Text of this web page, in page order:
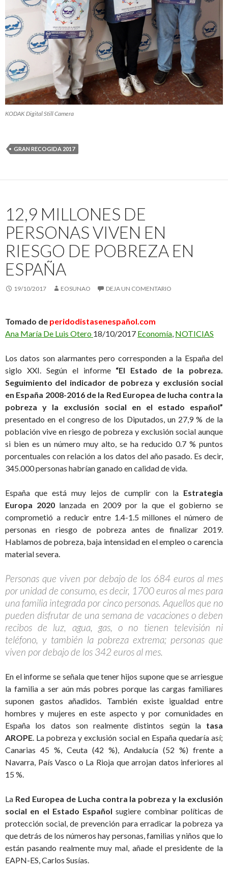
KODAK Digital Still Camera
GRAN RECOGIDA 2017
12,9 MILLONES DE
PERSONAS VIVEN EN
RIESGO DE POBREZA EN
ESPAÑA
19/10/2017 EOSUNAO DEJA UN COMENTARIO
Tomado de peridodistasenespañol.com
Ana María De Luis Otero 18/10/2017 Economía, NOTICIAS
Los datos son alarmantes pero corresponden a la España del
siglo XXI. Según el informe “El Estado de la pobreza.
Seguimiento del indicador de pobreza y exclusión social
en España 2008-2016 de la Red Europea de lucha contra la
pobreza y la exclusión social en el estado español”
presentado en el congreso de los Diputados, un 27,9 % de la
población vive en riesgo de pobreza y exclusión social aunque
si bien es un número muy alto, se ha reducido 0.7 % puntos
porcentuales con relación a los datos del año pasado. Es decir,
345.000 personas habrían ganado en calidad de vida.
España que está muy lejos de cumplir con la Estrategia
Europa 2020 lanzada en 2009 por la que el gobierno se
comprometió a reducir entre 1.4-1.5 millones el número de
personas en riesgo de pobreza antes de finalizar 2019.
Hablamos de pobreza, baja intensidad en el empleo o carencia
material severa.
Personas que viven por debajo de los 684 euros al mes
por unidad de consumo, es decir, 1700 euros al mes para
una familia integrada por cinco personas. Aquellos que no
pueden disfrutar de una semana de vacaciones o deben
recibos de luz, agua, gas, o no tienen televisión ni
teléfono, y también la pobreza extrema; personas que
viven por debajo de los 342 euros al mes.
En el informe se señala que tener hijos supone que se arriesgue
la familia a ser aún más pobres porque las cargas familiares
suponen gastos añadidos. También existe igualdad entre
hombres y mujeres en este aspecto y por comunidades en
España los datos son realmente distintos según latasa
AROPE. La pobreza y exclusión social en España quedaría así;
Canarias 45 %, Ceuta (42 %), Andalucía (52 %) frente a
Navarra, País Vasco o La Rioja que arrojan datos inferiores al
15 %.
La Red Europea de Lucha contra la pobreza y la exclusión
social en el Estado Español sugiere combinar políticas de
protección social, de prevención para erradicar la pobreza ya
que detrás de los números hay personas, familias y niños que lo
están pasando realmente muy mal, añade el presidente de la
EAPN-ES, Carlos Susías.